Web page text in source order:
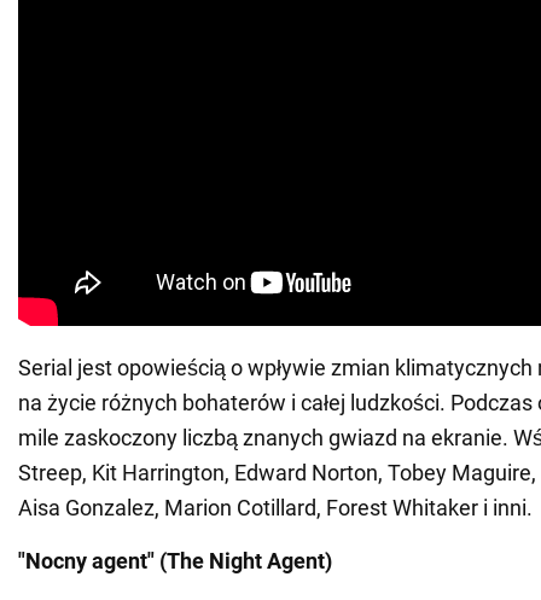
Serial jest opowieścią o wpływie zmian klimatycznych
na życie różnych bohaterów i całej ludzkości.
mile zaskoczony liczbą znanych gwiazd na ekranie.
Streep, Kit Harrington, Edward Norton, Tobey
Aisa Gonzalez, Marion Cotillard, Forest Whitaker i inni.
"Nocny agent" (The Night Agent)